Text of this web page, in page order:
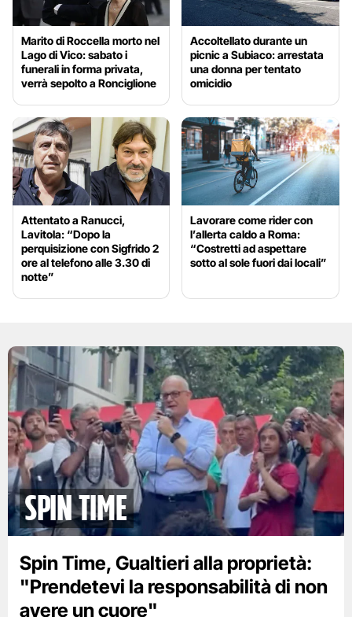
Marito di Roccella morto nel
Lago di Vico: sabato i
funerali in forma privata,
verrà sepolto a Ronciglione
Accoltellato durante un
picnic a Subiaco: arrestata
una donna per tentato
omicidio
Attentato a Ranucci,
Lavitola: “Dopo la
perquisizione con Sigfrido 2
ore al telefono alle 3.30 di
notte”
Lavorare come rider con
l’allerta caldo a Roma:
“Costretti ad aspettare
sotto al sole fuori dai locali”
spin time
Spin Time, Gualtieri alla proprietà:
"Prendetevi la responsabilità di non
avere un cuore"